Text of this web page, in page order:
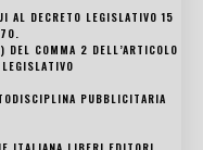
AL DECRETO LEGISLATIVO 15
COMMA 2 DELL’ARTICOLO
PUBBLICITARIA